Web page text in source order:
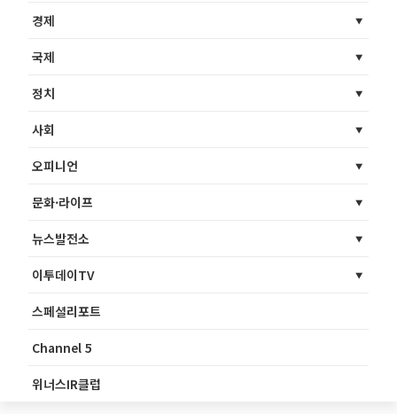
경제
국제
정치
사회
오피니언
문화·라이프
뉴스발전소
이투데이TV
스페셜리포트
Channel 5
위너스IR클럽